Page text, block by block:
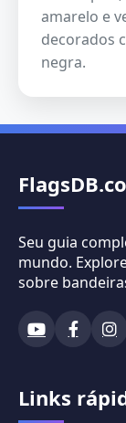
amarelo e
decorados
negra.
Seu guia
mundo.
sobre
Links